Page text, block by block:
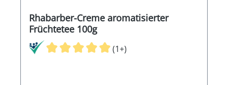
Rhabarber-Creme aromatisierter
Früchtetee 100g
(1+)